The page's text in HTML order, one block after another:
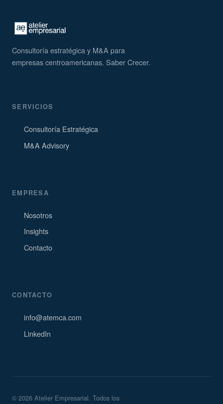
Consultoría estratégica y M&A para
empresas centroamericanas. Saber Crecer.
SERVICIOS
Consultoría Estratégica
M&A Advisory
EMPRESA
Nosotros
Insights
Contacto
CONTACTO
info@atemca.com
LinkedIn
© 2026 Atelier Empresarial. Todos los